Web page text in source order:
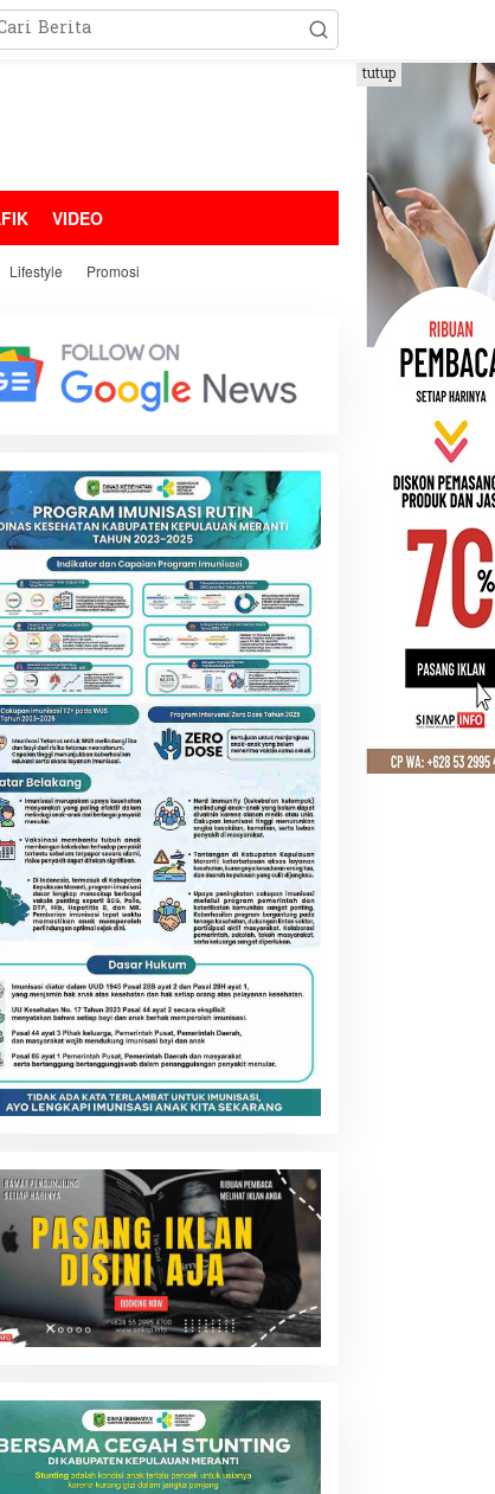
VIDEO
Lifestyle Promosi
tutup
,Padang
Resmikan
di Sumatera Barat
Siapkan Gudang
Baru, Strategi Besar
Krisis Pangan
Rp52 Juta Santunan BPJS
Disalurkan, Meranti Perluas
Perlindungan Pekerja
Rentan